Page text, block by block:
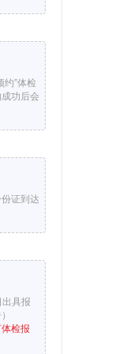
约”体检
功后会
份证到达
出具报
检报